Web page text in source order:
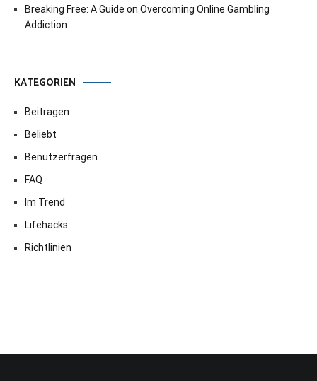
Breaking Free: A Guide on Overcoming Online Gambling
Addiction
KATEGORIEN
Beitragen
Beliebt
Benutzerfragen
FAQ
Im Trend
Lifehacks
Richtlinien